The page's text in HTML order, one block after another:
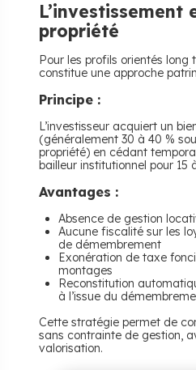
L’investissement
propriété
Pour les profils orientés long
constitue une approche
Principe :
L’investisseur acquiert un
(généralement 30 à 40 %
propriété) en cédant
bailleur institutionnel pour 15
Avantages :
Absence de gestion
Aucune fiscalité sur les
de démembrement
Exonération de taxe
montages
Reconstitution
à l’issue du
Cette stratégie permet de
sans contrainte de gestion,
valorisation.